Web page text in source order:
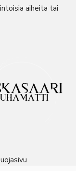
aiheita tai